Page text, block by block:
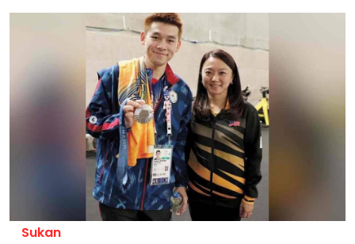
menghina atlet tertentu...
Sukan